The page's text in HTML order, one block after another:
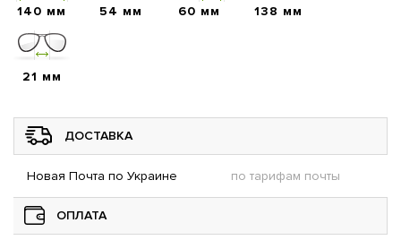
140 мм 54 мм 60 мм 138 мм
21 мм
ДОСТАВКА
Новая Почта по Украине по тарифам почты
ОПЛАТА